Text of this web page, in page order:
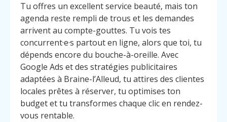
Tu offres un excellent service beauté, mais ton
agenda reste rempli de trous et les demandes
arrivent au compte-gouttes. Tu vois tes
concurrent·e·s partout en ligne, alors que toi, tu
dépends encore du bouche-à-oreille. Avec
Google Ads et des stratégies publicitaires
adaptées à Braine-l’Alleud, tu attires des clientes
locales prêtes à réserver, tu optimises ton
budget et tu transformes chaque clic en rendez-
vous rentable.